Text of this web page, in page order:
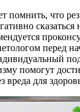
помнить, что
сказаться
перед
помогут
вреда для